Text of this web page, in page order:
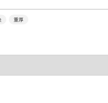
重厚